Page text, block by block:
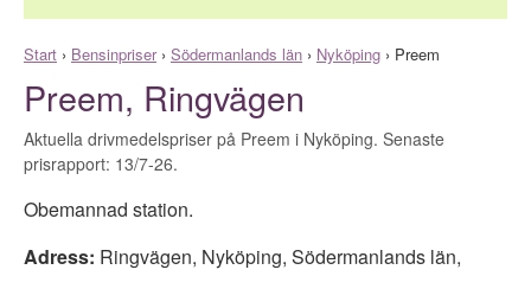
Start › Bensinpriser› Södermanlands län › Nyköping › Preem
Preem, Ringvägen
Aktuella drivmedelspriser på Preem i Nyköping. Senaste
prisrapport: 13/7-26.
Obemannad station.
Adress: Ringvägen, Nyköping, Södermanlands län,